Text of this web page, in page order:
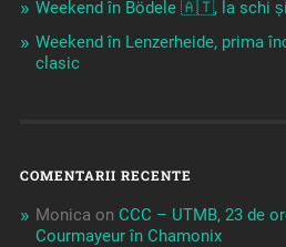
Weekend în Bödele 🇦🇹, la schi
Weekend în Lenzerheide, prima
clasic
COMENTARII RECENTE
Monica on CCC – UTMB, 23 de
Courmayeur în Chamonix